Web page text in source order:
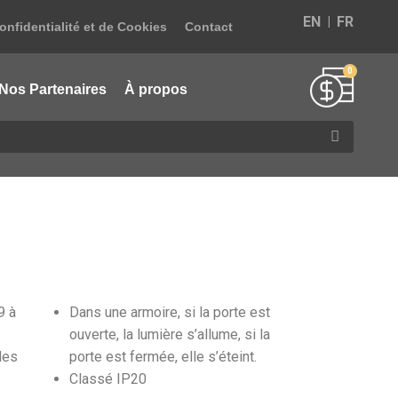
et de Cookies Contact EN FR
Partenaires À propos
à
Dans une armoire, si la porte est
ouverte, la lumière s’allume, si la
porte est fermée, elle s’éteint.
Classé IP20